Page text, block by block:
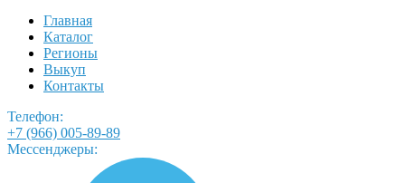
Главная
Каталог
Регионы
Выкуп
Контакты
Телефон:
+7 (966) 005-89-89
Мессенджеры: